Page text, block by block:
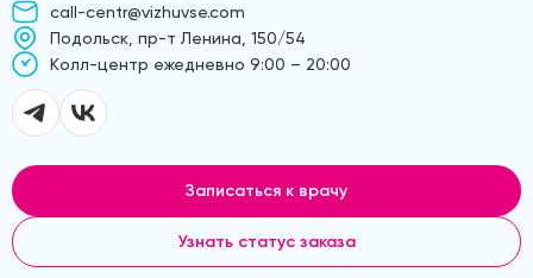
call-centr@vizhuvse.com
Подольск, пр-т Ленина, 150/54
Kолл-центр ежедневно 9:00 – 20:00
Записаться к врачу
Узнать статус заказа